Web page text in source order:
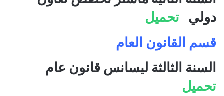
دولي تحميل
قسم القانون العام
السنة الثالثة ليسانس قانون عام
تحميل